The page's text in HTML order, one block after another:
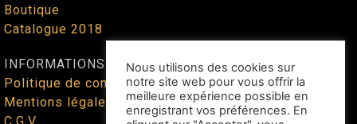
Boutique
Catalogue 2018
INFORMATIONS
Politique de confidentialité
Mentions légales
Nous utilisons des cookies sur
notre site web pour vous offrir la
meilleure expérience possible en
enregistrant vos préférences. En